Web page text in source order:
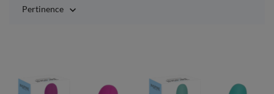
Pertinence 